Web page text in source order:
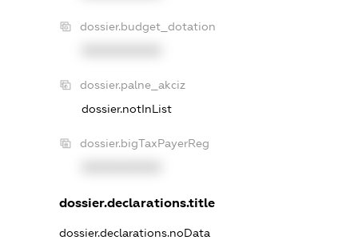
dossier.budget_dotation
dossier.palne_akciz
dossier.notInList
dossier.bigTaxPayerReg
dossier.declarations.title
dossier.declarations.noData